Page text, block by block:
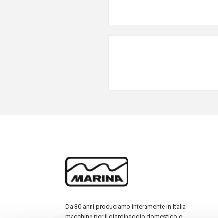
Da 30 anni produciamo interamente in Italia
macchine per il giardinaggio domestico e